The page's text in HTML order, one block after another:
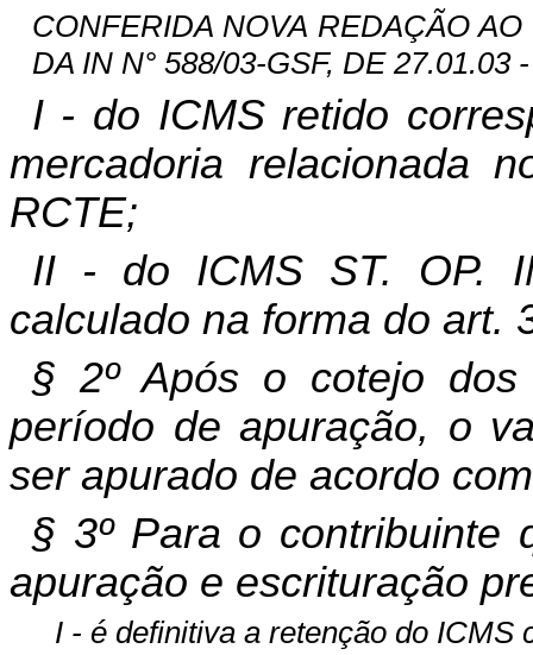
CONFERIDA NOVA REDAÇÃO
DA IN N° 588/03-GSF, DE 27.01.03
I - do ICMS retido
mercadoria relacionada
RCTE;
II - do ICMS ST. OP.
calculado na forma do art.
§ 2º Após o cotejo
período de apuração, o
ser apurado de acordo
§ 3º Para o contribuinte
apuração e escrituração
I - é definitiva a retenção do ICMS